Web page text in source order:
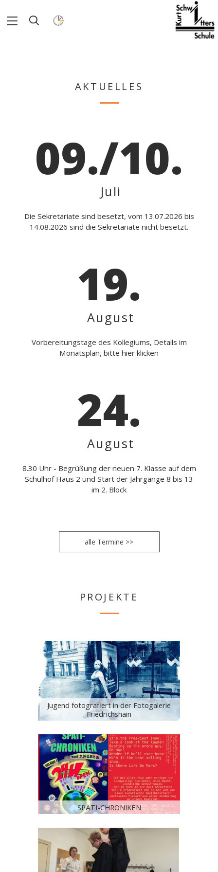
AKTUELLES
09./10.
Juli
Die Sekretariate sind besetzt, vom 13.07.2026 bis
14.08.2026 sind die Sekretariate nicht besetzt.
19.
August
Vorbereitungstage des Kollegiums, Details im
Monatsplan, bitte hier klicken
24.
August
8.30 Uhr - Begrüßung der neuen 7. Klasse auf dem
Schulhof Haus 2 und Start der Jahrgänge 8 bis 13
im 2. Block
alle Termine >>
PROJEKTE
Jugend fotografiert in der Fotogalerie
Friedrichshain
SPÄTI-CHRONIKEN